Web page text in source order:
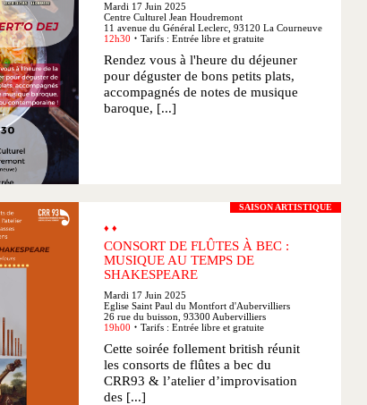
Mardi 17 Juin 2025
Centre Culturel Jean Houdremont
11 avenue du Général Leclerc, 93120 La Courneuve
12h30
● Tarifs : Entrée libre et gratuite
Rendez vous à l'heure du déjeuner
pour déguster de bons petits plats,
accompagnés de notes de musique
baroque, [...]
SAISON ARTISTIQUE
♦ ♦
CONSORT DE FLÛTES À BEC :
MUSIQUE AU TEMPS DE
SHAKESPEARE
Mardi 17 Juin 2025
Eglise Saint Paul du Montfort d'Aubervilliers
26 rue du buisson, 93300 Aubervilliers
19h00
● Tarifs : Entrée libre et gratuite
Cette soirée follement british réunit
les consorts de flûtes a bec du
CRR93 & l’atelier d’improvisation
des [...]